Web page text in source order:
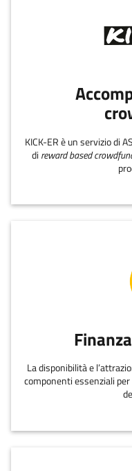
KICK-ER è un servizio di
di reward based
La disponibilità e
componenti essenziali